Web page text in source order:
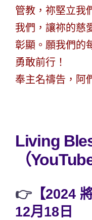
管教，祢堅立我
我們，讓祢的慈
彰顯。願我們的
勇敢前行！
奉主名禱告，阿
Living
（YouTube
👉【2024
12月18日